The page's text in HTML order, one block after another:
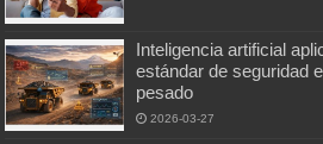
Inteligencia artificial
estándar de seguridad
pesado
2026-03-27